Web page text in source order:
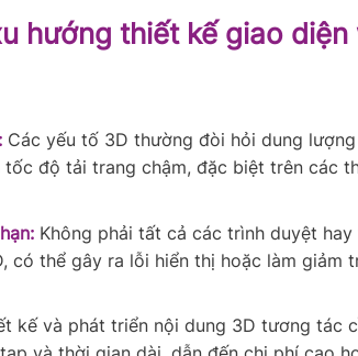
hướng thiết kế giao
Các yếu tố 3D thường đòi hỏi dung
tốc độ tải trang chậm, đặc biệt trên các
Không phải tất cả các trình duyệt hay
có thể gây ra lỗi hiển thị hoặc làm giảm
kế và phát triển nội dung 3D tương tác